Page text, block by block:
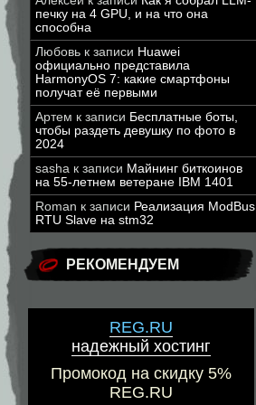
печку на 4 GPU, и на что она
способна
Любовь к записи Huawei
официально представила
HarmonyOS 7: какие смартфоны
получат её первыми
Артем к записи Бесплатные боты,
чтобы раздеть девушку по фото в
2024
sasha к записи Майнинг биткоинов
на 55-летнем ветеране IBM 1401
Roman к записи Реализация ModBus
RTU Slave на stm32
РЕКОМЕНДУЕМ
REG.RU
надежный хостинг
Промокод на скидку 5%
REG.RU